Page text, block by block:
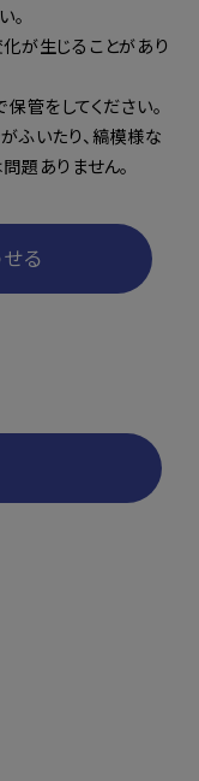
。
が生じることがあり
管をしてください。
ふいたり、縞模様な
題ありません。
る